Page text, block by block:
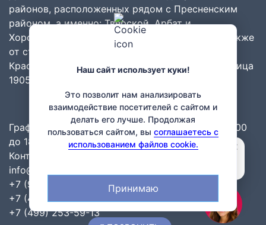
районов, расположенных рядом с Пресненским
районом, а именно:Тверской,Арбати
Хорошёвский
Хамовники Дорогомилово
. А также
от станций метро:
Белорусская
Краснопресненская,Беговая ,Баррикадная
Улица
1905 года
График работы: ПН-СБ: с 9.00 до 21.00 ВС: с 10.00
до 18.00, без перерывов и выходных.
Контакты:
info@stomatolog-77.ru
+7 (977) 101-16-88
+7 (499) 253-87-59
+7 (499) 253-59-13
Наш сайт использует куки!
Это позволит нам анализировать
взаимодействие посетителей с сайтом и
делать его лучше. Продолжая
пользоваться сайтом, вы соглашаетесь с
использованием файлов cookie.
Принимаю
×
Мила